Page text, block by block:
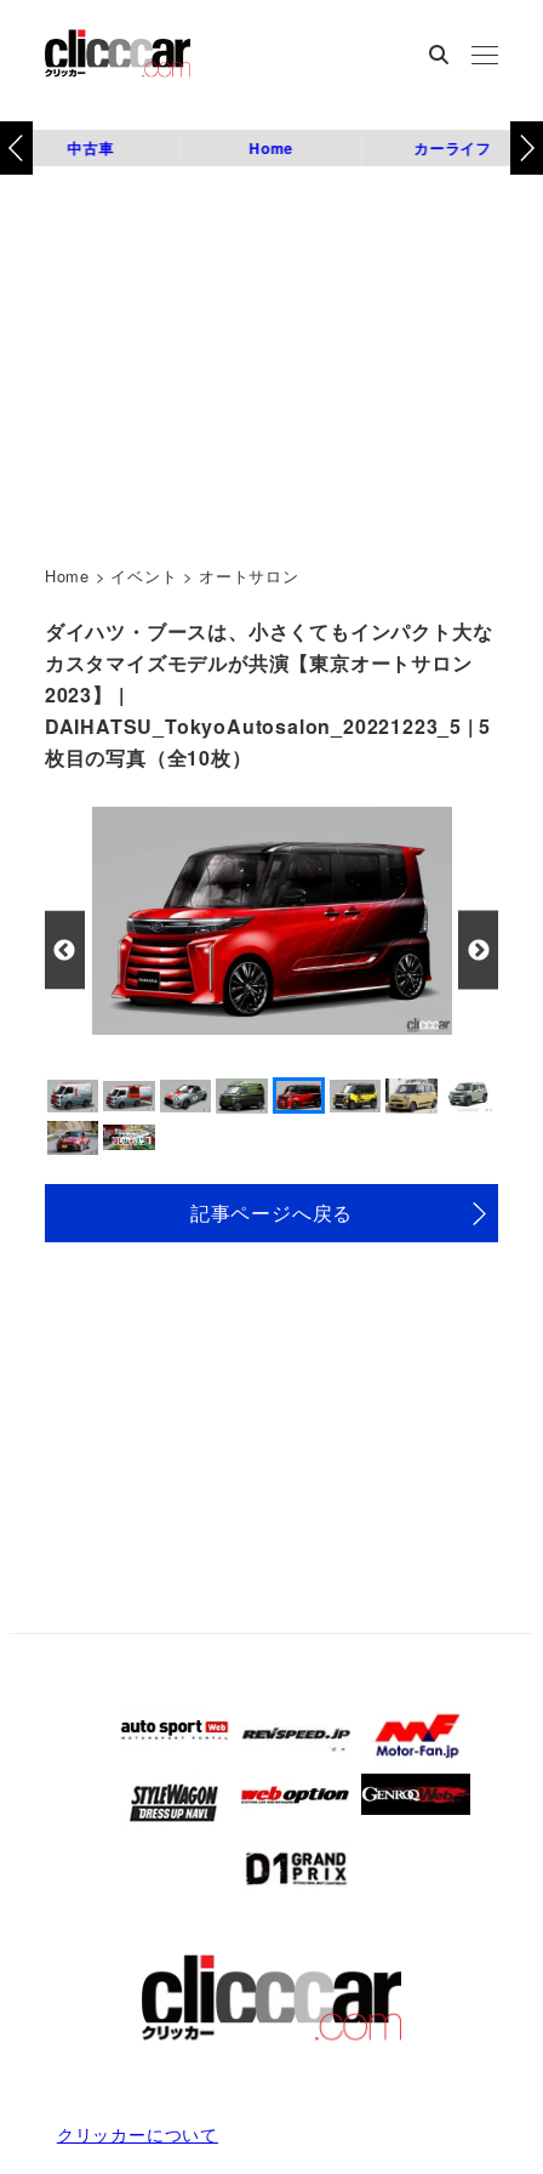
中古車 Home カーライフ
Home > イベント > オートサロン
ダイハツ・ブースは、小さくてもインパクト大な
カスタマイズモデルが共演【東京オートサロン
2023】 |
DAIHATSU_TokyoAutosalon_20221223_5 | 5
枚目の写真（全10枚）
記事ページへ戻る
クリッカーについて